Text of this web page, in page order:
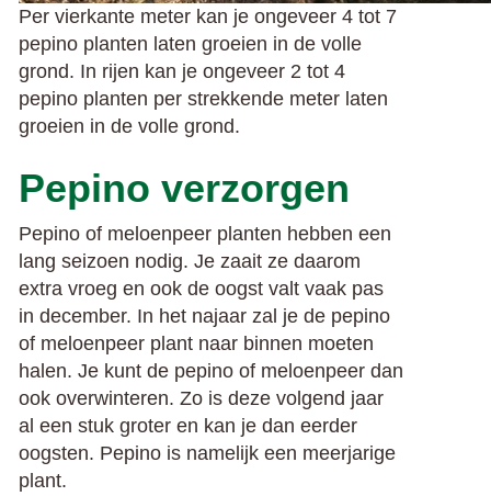
Per vierkante meter kan je ongeveer 4 tot 7
pepino planten laten groeien in de volle
grond. In rijen kan je ongeveer 2 tot 4
pepino planten per strekkende meter laten
groeien in de volle grond.
Pepino verzorgen
Pepino of meloenpeer planten hebben een
lang seizoen nodig. Je zaait ze daarom
extra vroeg en ook de oogst valt vaak pas
in december. In het najaar zal je de pepino
of meloenpeer plant naar binnen moeten
halen. Je kunt de pepino of meloenpeer dan
ook overwinteren. Zo is deze volgend jaar
al een stuk groter en kan je dan eerder
oogsten. Pepino is namelijk een meerjarige
plant.